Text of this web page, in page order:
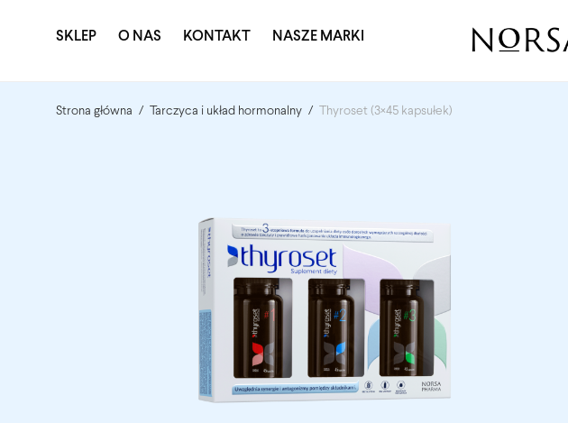
SKLEP O NAS KONTAKT NASZE MARKI
Strona główna / Tarczyca i układ hormonalny / Thyroset (3×45 kapsułek)